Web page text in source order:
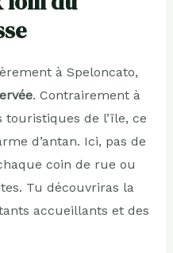
à Speloncato,
. Contrairement à
de l’île, ce
d’antan. Ici, pas de
coin de rue ou
Tu découvriras la
accueillants et des